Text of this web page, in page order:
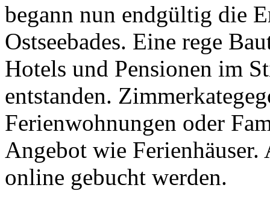
begann nun endgültig die
Ostseebades. Eine rege
Hotels und Pensionen im
entstanden.
Ferienwohnungen oder
Angebot wie
online gebucht werden.